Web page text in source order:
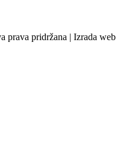
prava pridržana | Izrada web